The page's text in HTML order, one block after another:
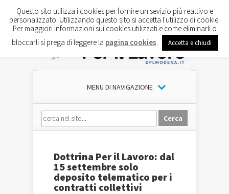
MENU DI NAVIGAZIONE
Dottrina Per il Lavoro: dal
15 settembre solo
deposito telematico per i
contratti collettivi
Questo sito utilizza i cookies per fornire un sevizio più reattivo e
personalizzato. Utilizzando questo sito si accetta l'utilizzo di cookie.
Per maggiori informazioni sui cookies utilizzati e come eliminarli o
bloccarli si prega di leggere la pagina cookies Accetta e chiudi